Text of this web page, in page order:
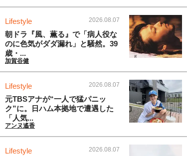
Lifestyle 2026.08.07
朝ドラ『風、薫る』で「病人役な
のに色気がダダ漏れ」と騒然。39
歳・...
加賀谷健
Lifestyle 2026.08.07
元TBSアナが“一人で猛パニッ
ク”に。日ハム本拠地で遭遇した
「人気...
アンヌ遙香
Lifestyle 2026.08.07